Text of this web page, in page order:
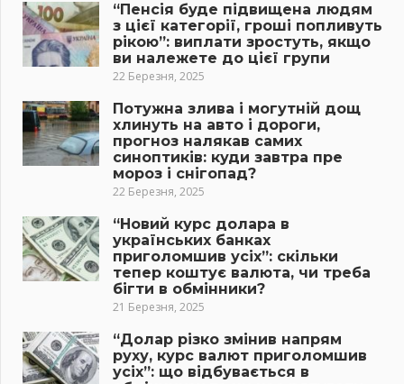
“Пенсія буде підвищена людям
з цієї категорії, гроші попливуть
рікою”: виплати зростуть, якщо
ви належете до цієї групи
22 Березня, 2025
Потужна злива і могутній дощ
хлинуть на авто і дороги,
прогноз налякав самих
синоптиків: куди завтра пре
мороз і снігопад?
22 Березня, 2025
“Новий курс долара в
українських банках
приголомшив усіх”: скільки
тепер коштує валюта, чи треба
бігти в обмінники?
21 Березня, 2025
“Долар різко змінив напрям
руху, курс валют приголомшив
усіх”: що відбувається в